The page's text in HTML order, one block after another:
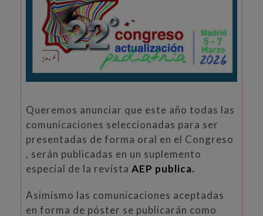
Queremos anunciar que este año todas las
comunicaciones seleccionadas para ser
presentadas de forma oral en el Congreso
, serán publicadas en un suplemento
especial de la revista AEP publica.
Asimismo las comunicaciones aceptadas
en forma de póster se publicarán como